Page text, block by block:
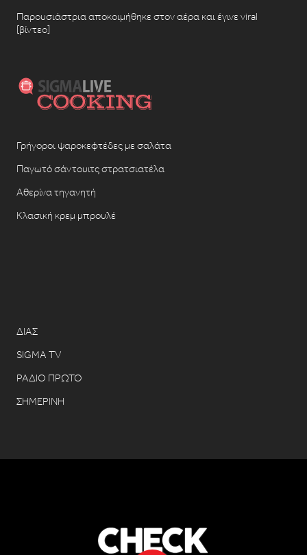
Παρουσιάστρια αποκοιμήθηκε στον αέρα και έγινε viral
[βίντεο]
Γρήγοροι ψαροκεφτέδες με σαλάτα
Παγωτό σάντουιτς στρατσιατέλα
Αθερίνα τηγανητή
Κλασική κρεμ μπρουλέ
ΔΙΑΣ
SIGMA TV
ΡΑΔΙΟ ΠΡΩΤΟ
ΣΗΜΕΡΙΝΗ